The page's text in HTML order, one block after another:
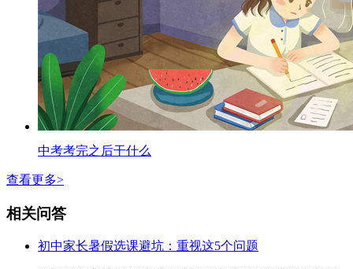
中考考完之后干什么
查看更多>
相关问答
初中家长暑假选课避坑：重视这5个问题